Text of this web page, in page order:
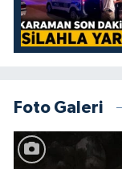
Foto Galeri